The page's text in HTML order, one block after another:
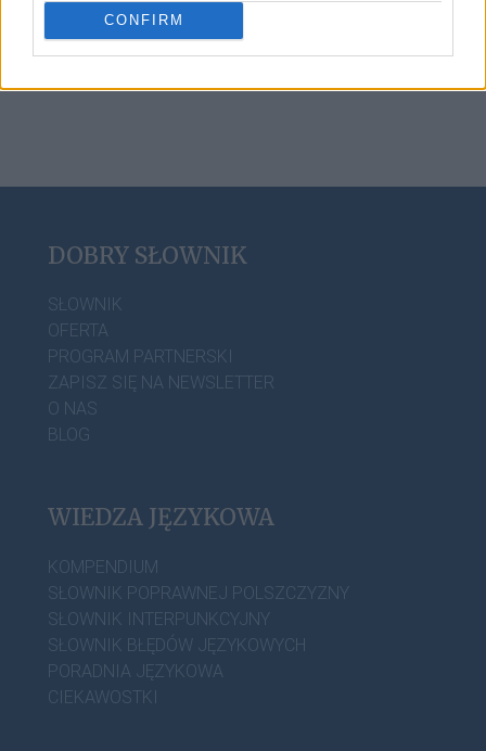
CONFIRM
jednak
DOBRY SŁOWNIK
SŁOWNIK
OFERTA
PROGRAM PARTNERSKI
ZAPISZ SIĘ NA NEWSLETTER
O NAS
BLOG
WIEDZA JĘZYKOWA
KOMPENDIUM
SŁOWNIK POPRAWNEJ POLSZCZYZNY
SŁOWNIK INTERPUNKCYJNY
SŁOWNIK BŁĘDÓW JĘZYKOWYCH
PORADNIA JĘZYKOWA
CIEKAWOSTKI